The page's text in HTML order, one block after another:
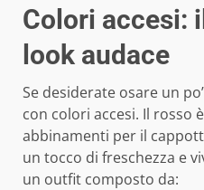
Colori accesi:
look audace
Se desiderate osare un
con colori accesi. Il rosso
abbinamenti per il
un tocco di freschezza e
un outfit composto da: